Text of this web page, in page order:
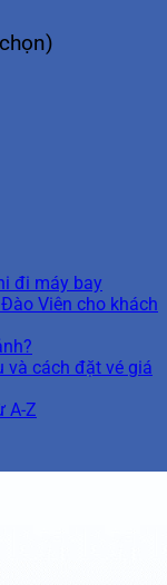
đi máy bay
Viên cho khách
và cách đặt vé giá
A-Z